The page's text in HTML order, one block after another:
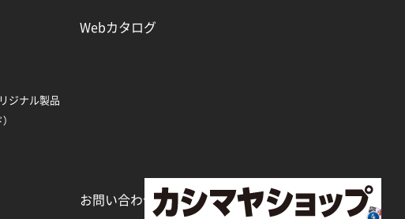
ジナル製品
Webカタログ
お問い合わせ 個人情報保護方針